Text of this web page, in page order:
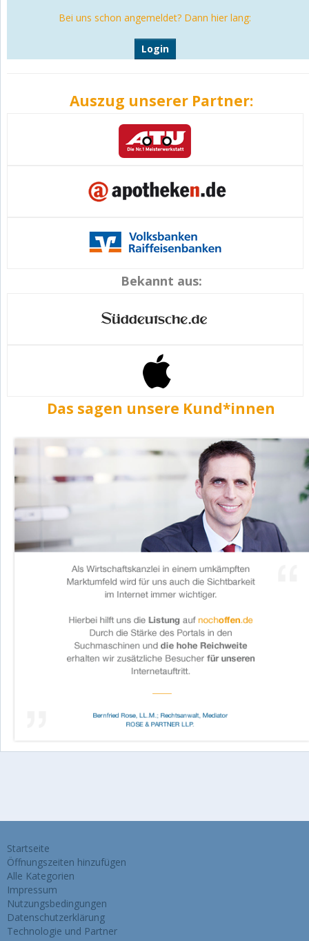
Bei uns schon angemeldet? Dann hier lang:
Login
Auszug unserer Partner:
Bekannt aus:
Das sagen unsere Kund*innen
Startseite
Öffnungszeiten hinzufügen
Alle Kategorien
Impressum
Nutzungsbedingungen
Datenschutzerklärung
Technologie und Partner